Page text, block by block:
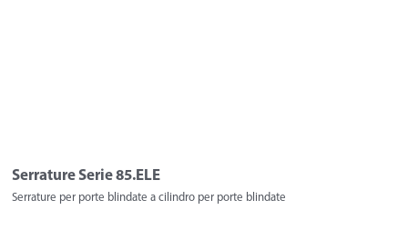
Serrature Serie 85.ELE
Serrature per porte blindate a cilindro per porte blindate